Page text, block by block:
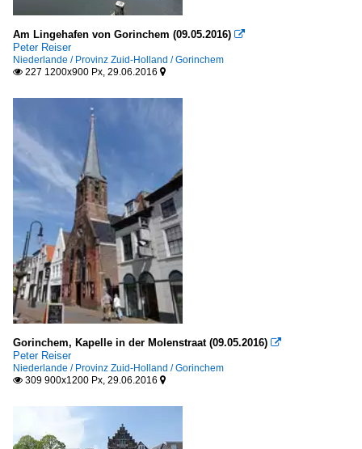
Am Lingehafen von Gorinchem (09.05.2016) 
Peter Reiser
Niederlande / Provinz Zuid-Holland / Gorinchem
 227 1200x900 Px, 29.06.2016 
Gorinchem, Kapelle in der Molenstraat (09.05.2016) 
Peter Reiser
Niederlande / Provinz Zuid-Holland / Gorinchem
 309 900x1200 Px, 29.06.2016 